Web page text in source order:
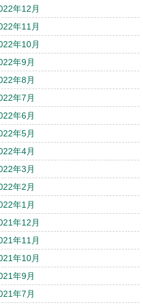
年12月
年11月
年10月
年9月
年8月
年7月
年6月
年5月
年4月
年3月
年2月
年1月
年12月
年11月
年10月
年9月
年7月